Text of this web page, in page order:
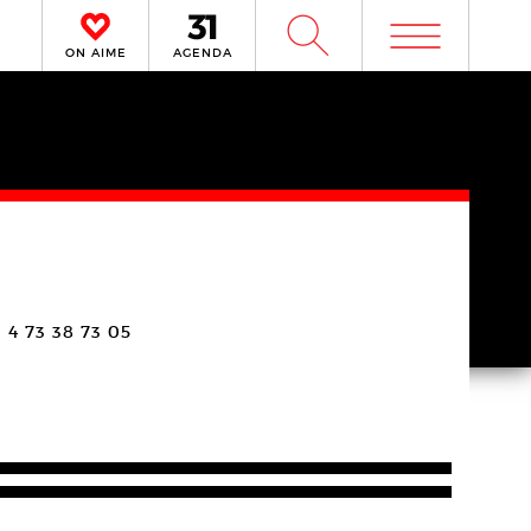
ON AIME AGENDA W m
4 73 38 73 05